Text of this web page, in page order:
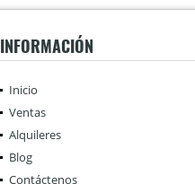
INFORMACIÓN
Inicio
Ventas
Alquileres
Blog
Contáctenos